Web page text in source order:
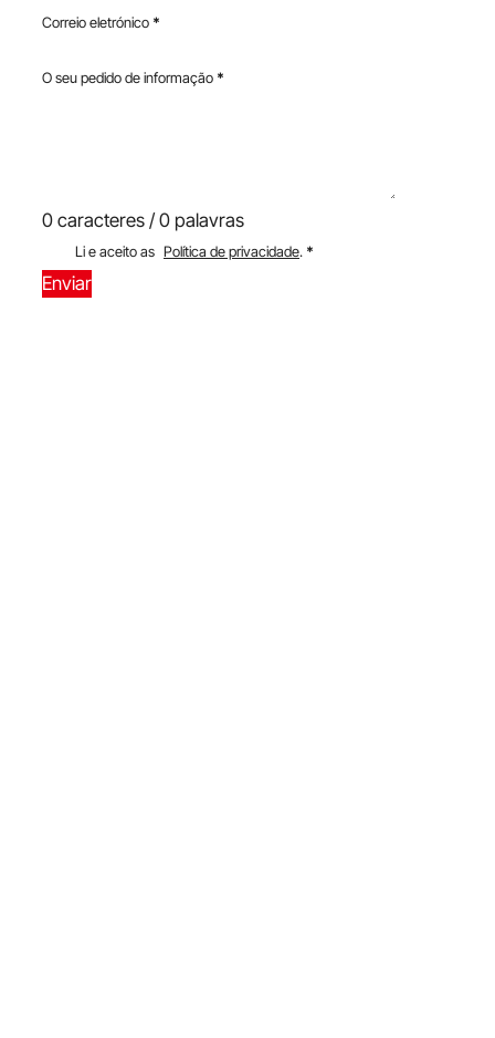
Correio eletrónico *
O seu pedido de informação *
0 caracteres / 0 palavras
Li e aceito as Política de privacidade. *
Enviar